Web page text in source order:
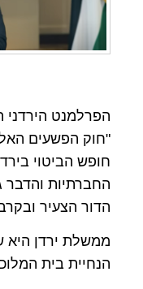
הפרלמנט
"חוק הפשעים
חופש הביטוי
החברתיות והדבר
הדור הצעיר
ממשלת ירדן היא
הנחיית בית